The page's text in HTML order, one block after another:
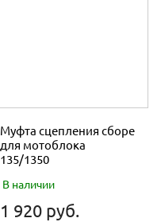
Муфта сцепления сборе
для мотоблока
135/1350
В наличии
1 920 руб.